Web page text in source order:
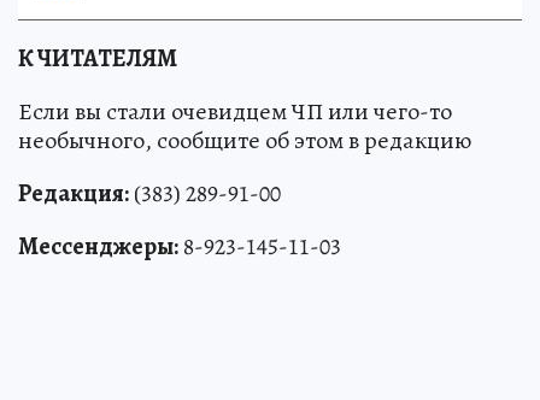
К ЧИТАТЕЛЯМ
Если вы стали очевидцем ЧП или чего-то
необычного, сообщите об этом в редакцию
Редакция:(383) 289-91-00
Мессенджеры:8-923-145-11-03